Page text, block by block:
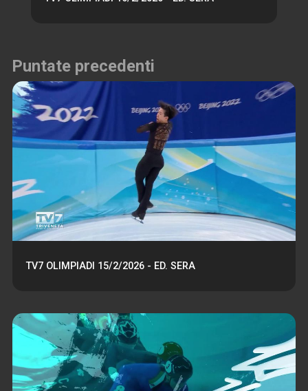
Puntate precedenti
TV7 OLIMPIADI 15/2/2026 - ED. SERA